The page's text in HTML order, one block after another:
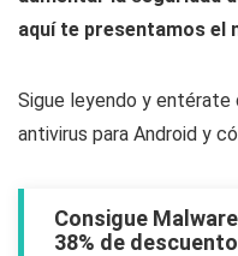
aquí te presentamos el
Sigue leyendo y
antivirus para Android y
Consigue
38% de descuento